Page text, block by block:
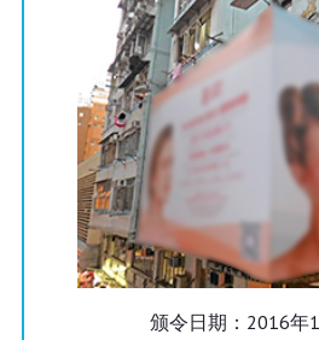
颁令日期：2016年